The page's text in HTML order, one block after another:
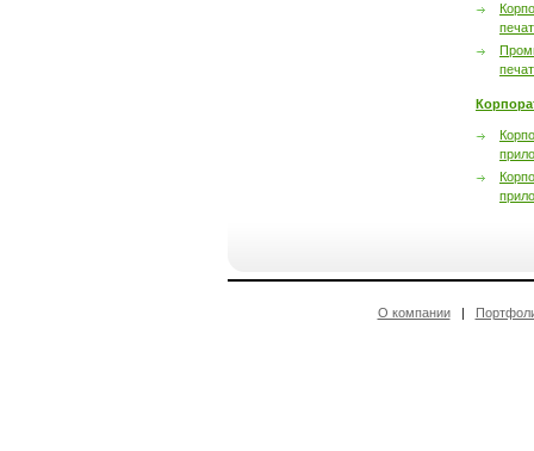
О компании|